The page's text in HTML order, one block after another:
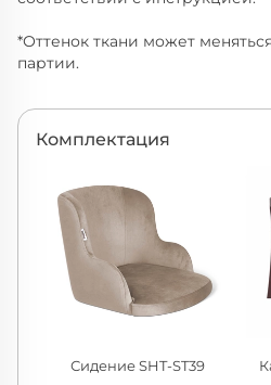
*Оттенок ткани может
партии.
Комплектация
Сидение SHT-ST39